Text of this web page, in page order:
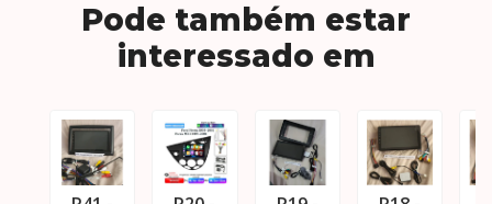
Pode também estar
interessado em